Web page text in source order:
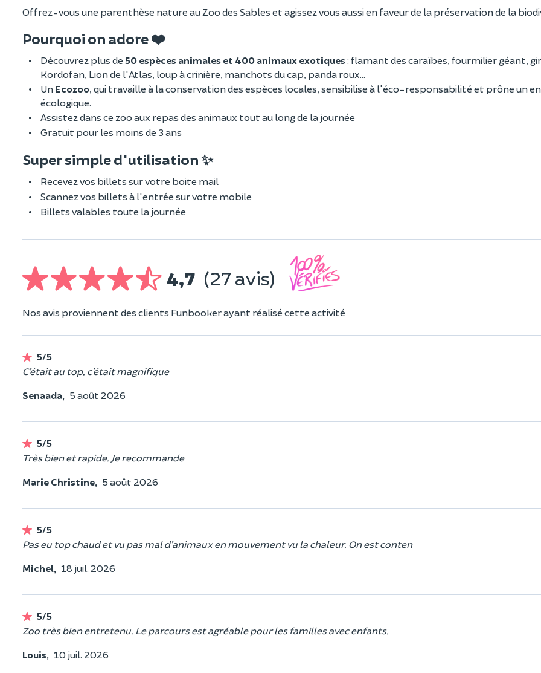
Offrez-vous une parenthèse nature au Zoo des Sables et agissez vous aussi en faveur de la préservation de la
Pourquoi on adore ❤️
Découvrez plus de 50 espèces animales et 400 animaux exotiques: flamant des caraïbes, fourmilier géant,
Kordofan, Lion de l'Atlas, loup à crinière, manchots du cap, panda roux…
Un Ecozoo , qui travaille à la conservation des espèces locales, sensibilise à l'éco-responsabilité et prône un
écologique.
Assistez dans ce zoo aux repas des animaux tout au long de la journée
Gratuit pour les moins de 3 ans
Super simple d'utilisation ✨
Recevez vos billets sur votre boite mail
Scannez vos billets à l'entrée sur votre mobile
Billets valables toute la journée
4,7 (27 avis)
Nos avis proviennent des clients Funbooker ayant réalisé cette activité
5/5
C’était au top, c’était magnifique
Senaada, 5 août 2026
5/5
Très bien et rapide. Je recommande
Marie Christine, 5 août 2026
5/5
Pas eu top chaud et vu pas mal d’animaux en mouvement vu la chaleur. On est conten
Michel, 18 juil. 2026
5/5
Zoo très bien entretenu. Le parcours est agréable pour les familles avec enfants.
Louis, 10 juil. 2026